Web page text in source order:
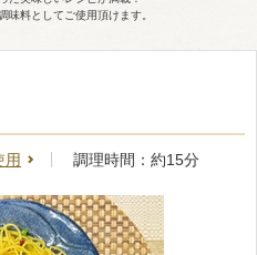
味料としてご使用頂けます。
用 調理時間：約15分